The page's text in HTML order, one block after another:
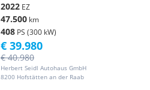
2022 EZ
47.500 km
408 PS (300 kW)
Herbert Seidl Autohaus GmbH
8200 Hofstätten an der Raab
€ 40.980
€ 39.980